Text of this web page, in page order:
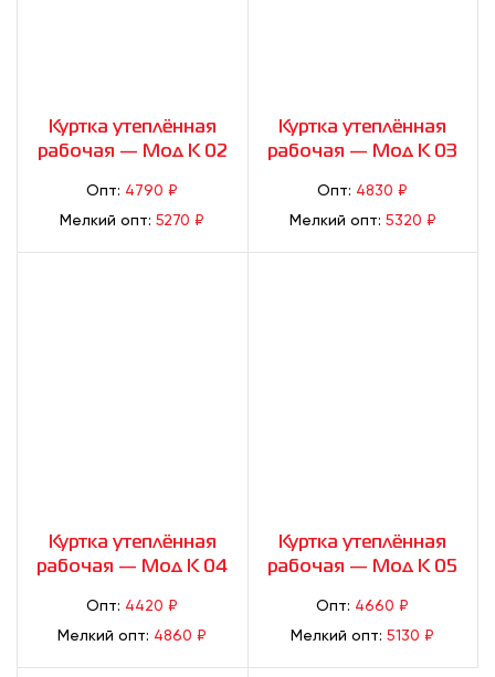
Куртка утеплённая
рабочая — Мод К 02
Опт: 4790 ₽
Мелкий опт:5270 ₽
Куртка утеплённая
рабочая — Мод К 03
Опт: 4830 ₽
Мелкий опт: 5320 ₽
Куртка утеплённая
рабочая — Мод К 04
Опт: 4420 ₽
Мелкий опт: 4860 ₽
Куртка утеплённая
рабочая — Мод К 05
Опт: 4660 ₽
Мелкий опт:5130 ₽